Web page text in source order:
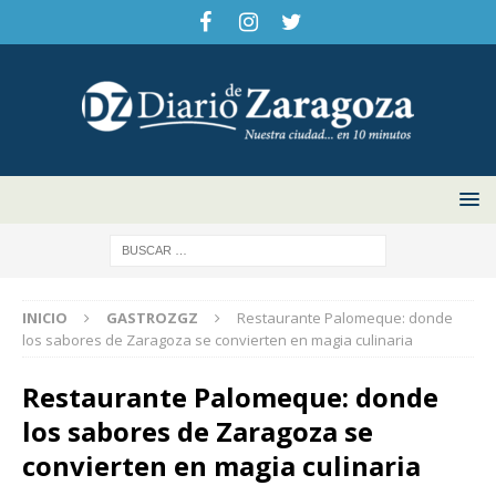
INICIO GASTROZGZ
Restaurante Palomeque: donde
los sabores de Zaragoza se convierten en magia culinaria
Restaurante Palomeque: donde
los sabores de Zaragoza se
convierten en magia culinaria